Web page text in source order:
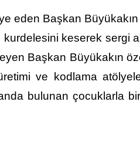
eden Başkan
kurdelesini keserek sergi
Başkan Büyükakın
ve kodlama
bulunan çocuklarla